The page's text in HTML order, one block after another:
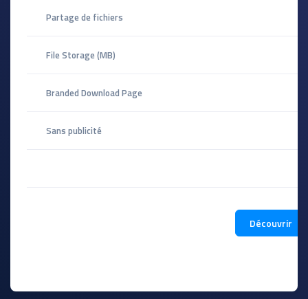
Partage de fichiers
File Storage (MB)
Branded Download Page
Sans publicité
Découvrir